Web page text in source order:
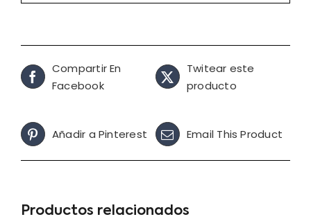
Compartir En
Facebook
Twitear este
producto
Añadir a Pinterest Email This Product
Productos relacionados